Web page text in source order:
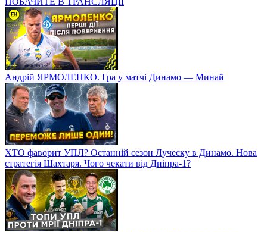
Андрій ЯРМОЛЕНКО. Гра у матчі Динамо — Минай
ХТО фаворит УПЛ? Останній сезон Луческу в Динамо. Нова
стратегія Шахтаря. Чого чекати від Дніпра-1?